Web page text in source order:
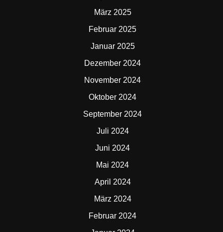
März 2025
Februar 2025
Januar 2025
Dezember 2024
November 2024
Oktober 2024
September 2024
Juli 2024
Juni 2024
Mai 2024
April 2024
März 2024
Februar 2024